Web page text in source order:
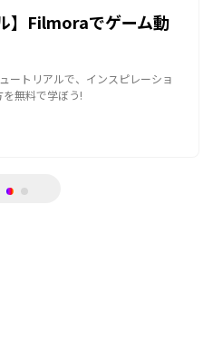
】Filmoraでゲーム動
ートリアルで、インスピレーショ
無料で学ぼう!